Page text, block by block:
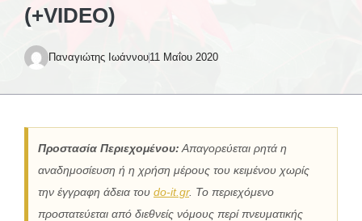
(+VIDEO)
Παναγιώτης Ιωάννου11 Μαΐου 2020
Προστασία Περιεχομένου: Απαγορεύεται ρητά η
αναδημοσίευση ή η χρήση μέρους του κειμένου χωρίς
την έγγραφη άδεια του do-it.gr. Το περιεχόμενο
προστατεύεται από διεθνείς νόμους περί πνευματικής